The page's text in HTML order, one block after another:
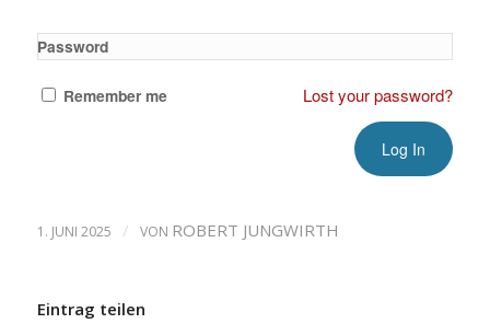
Password
Remember me Lost your password?
1. JUNI 2025 / VON ROBERT JUNGWIRTH
Eintrag teilen